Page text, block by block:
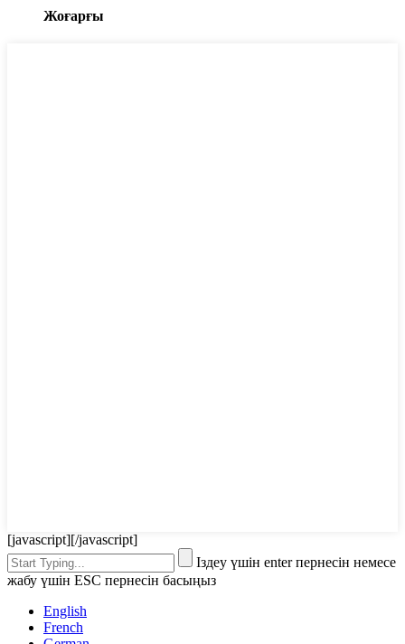
Жоғарғы
[javascript][/javascript]
Іздеу үшін enter пернесін немесе
жабу үшін ESC пернесін басыңыз
English
French